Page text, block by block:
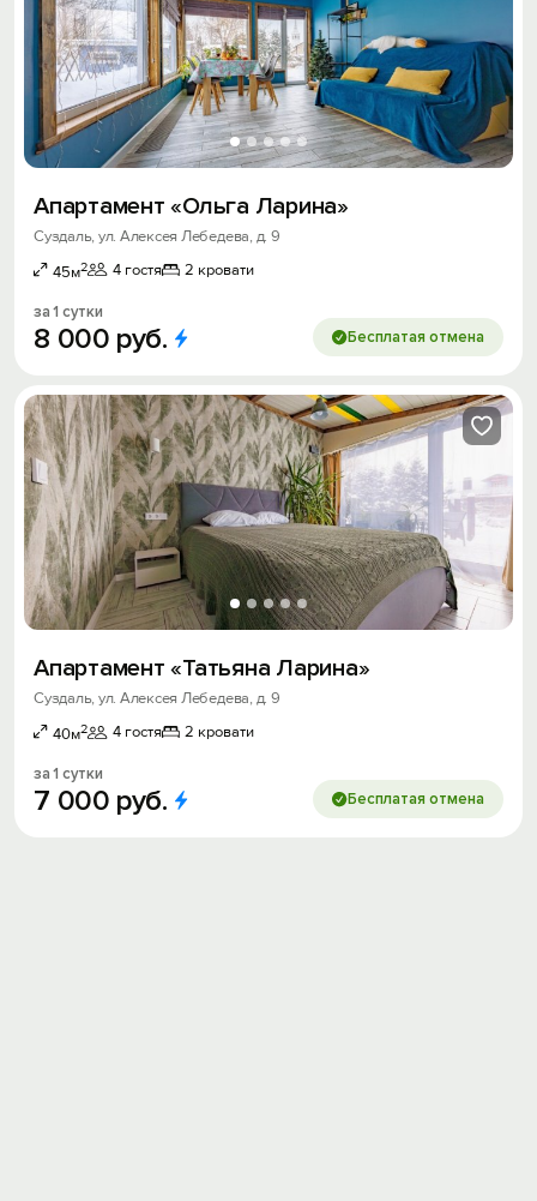
Апартамент «Ольга Ларина»
Суздаль, ул. Алексея Лебедева, д. 9
45м2 4 гостя 2 кровати
за 1 сутки
8 000 руб. Бесплатая отмена
Апартамент «Татьяна Ларина»
Суздаль, ул. Алексея Лебедева, д. 9
40м2 4 гостя 2 кровати
за 1 сутки
7 000 руб. Бесплатая отмена